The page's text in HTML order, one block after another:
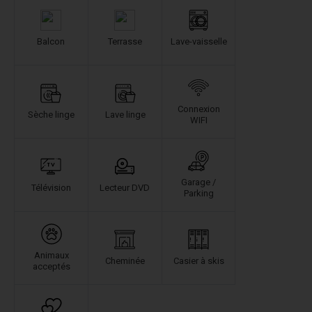
Balcon Terrasse Lave-vaisselle
Sèche linge Lave linge
Connexion
WIFI
Télévision Lecteur DVD
Garage /
Parking
Animaux
acceptés
Cheminée Casier à skis